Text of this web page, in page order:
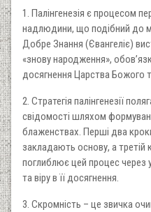
1. Палінгенезія є процесом
надлюдини, що подібний до
Добре Знання (Євангеліє)
«знову народження»,
досягнення Царства Божого
2. Стратегія палінгенезії
свідомості шляхом
блаженствах. Перші два
закладають основу, а третій
поглиблює цей процес через
та віру в її досягнення.
3. Скромність – це звичка